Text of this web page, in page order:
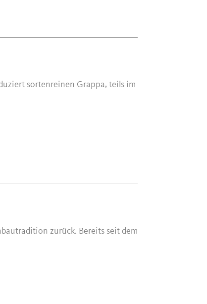
sortenreinen Grappa, teils im
zurück. Bereits seit dem